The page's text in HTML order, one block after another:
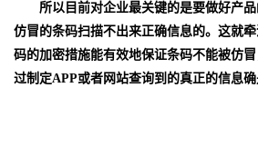
所以目前对企业最关键的是要做好产
仿冒的条码扫描不出来正确信息的。这就牵
码的加密措施能有效地保证条码不能被仿
过制定APP或者网站查询到的真正的信息